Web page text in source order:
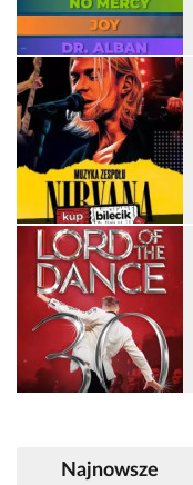
Najnowsze